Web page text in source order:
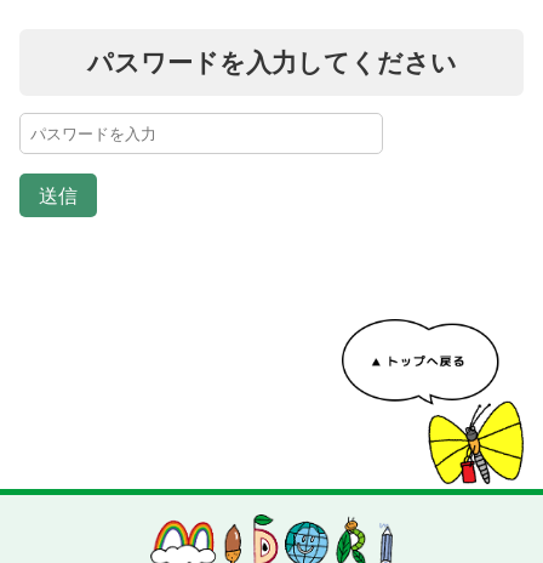
パスワードを入力してください
送信